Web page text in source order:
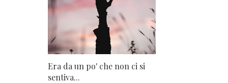
Era da un po' che non ci si
sentiva...